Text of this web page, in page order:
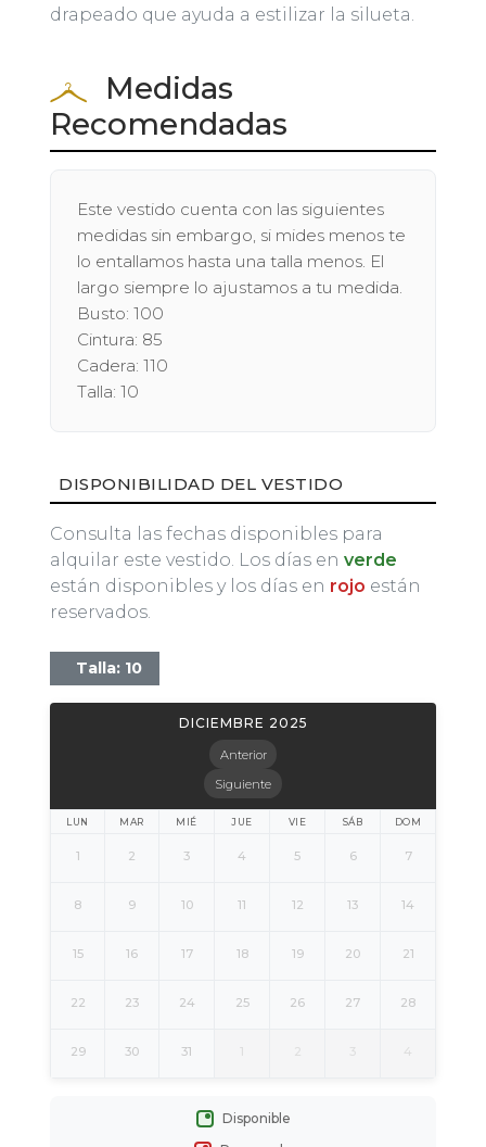
drapeado que ayuda a estilizar la silueta.
Medidas
Recomendadas
Este vestido cuenta con las siguientes
medidas sin embargo, si mides menos te
lo entallamos hasta una talla menos. El
largo siempre lo ajustamos a tu medida.
Busto: 100
Cintura: 85
Cadera: 110
Talla: 10
DISPONIBILIDAD DEL VESTIDO
Consulta las fechas disponibles para
alquilar este vestido. Los días en verde
están disponibles y los días en rojo están
reservados.
Talla: 10
Anterior
DICIEMBRE 2025
Siguiente
LUN MAR MIÉ JUE VIE SÁB DOM
1 2 3 4 5 6 7
8 9 10 11 12 13 14
15 16 17 18 19 20 21
22 23 24 25 26 27 28
29 30 31 1 2 3 4
Disponible